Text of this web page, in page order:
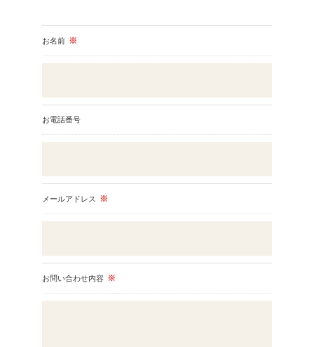
＜個人情報の委託について＞
当社では、利用目的の達成に必要な範囲において、個人情
＜個人情報を与えなかった場合に生じる結果＞
必要な情報を頂けない場合は、それに対応した当社のサー
ビスをご提供できない場合がございますので予めご了承く
＜個人情報の開示･訂正・削除･利用停止の手続について＞
当社では、お客様の個人情報の開示･訂正･削除・利用停止
の手続を定めさせて頂いております。
お名前 ※
お電話番号
メールアドレス ※
お問い合わせ内容 ※